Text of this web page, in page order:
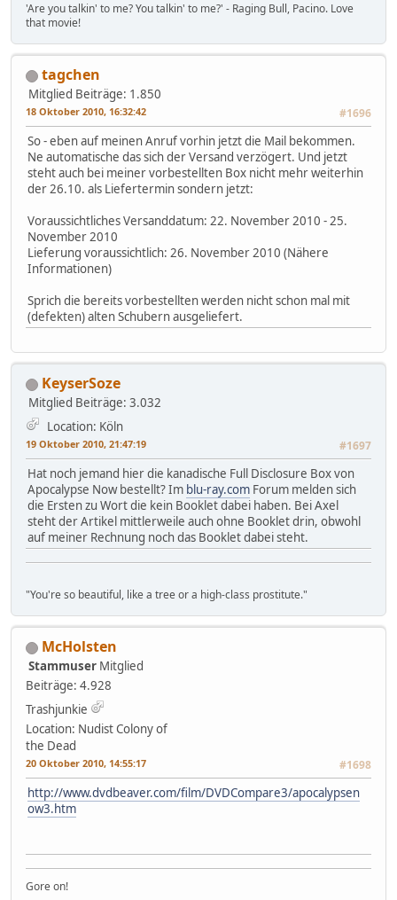
'Are you talkin' to me? You talkin' to me?' - Raging Bull, Pacino. Love
that movie!
tagchen
Mitglied Beiträge: 1.850
18 Oktober 2010, 16:32:42 #1696
So - eben auf meinen Anruf vorhin jetzt die Mail bekommen.
Ne automatische das sich der Versand verzögert. Und jetzt
steht auch bei meiner vorbestellten Box nicht mehr weiterhin
der 26.10. als Liefertermin sondern jetzt:
Voraussichtliches Versanddatum: 22. November 2010 - 25.
November 2010
Lieferung voraussichtlich: 26. November 2010 (Nähere
Informationen)
Sprich die bereits vorbestellten werden nicht schon mal mit
(defekten) alten Schubern ausgeliefert.
KeyserSoze
Mitglied Beiträge: 3.032
Location: Köln
19 Oktober 2010, 21:47:19 #1697
Hat noch jemand hier die kanadische Full Disclosure Box von
Apocalypse Now bestellt? Im blu-ray.com Forum melden sich
die Ersten zu Wort die kein Booklet dabei haben. Bei Axel
steht der Artikel mittlerweile auch ohne Booklet drin, obwohl
auf meiner Rechnung noch das Booklet dabei steht.
"You're so beautiful, like a tree or a high-class prostitute."
McHolsten
Stammuser Mitglied
Beiträge: 4.928
Trashjunkie
Location: Nudist Colony of
the Dead
20 Oktober 2010, 14:55:17 #1698
http://www.dvdbeaver.com/film/DVDCompare3/apocalypsen
ow3.htm
Gore on!